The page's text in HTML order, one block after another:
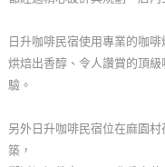
圖
服
日升咖啡民宿使用專業的咖
烘焙出香醇、令人讚賞的頂
驗。
另外日升咖啡民宿位在麻園
築，